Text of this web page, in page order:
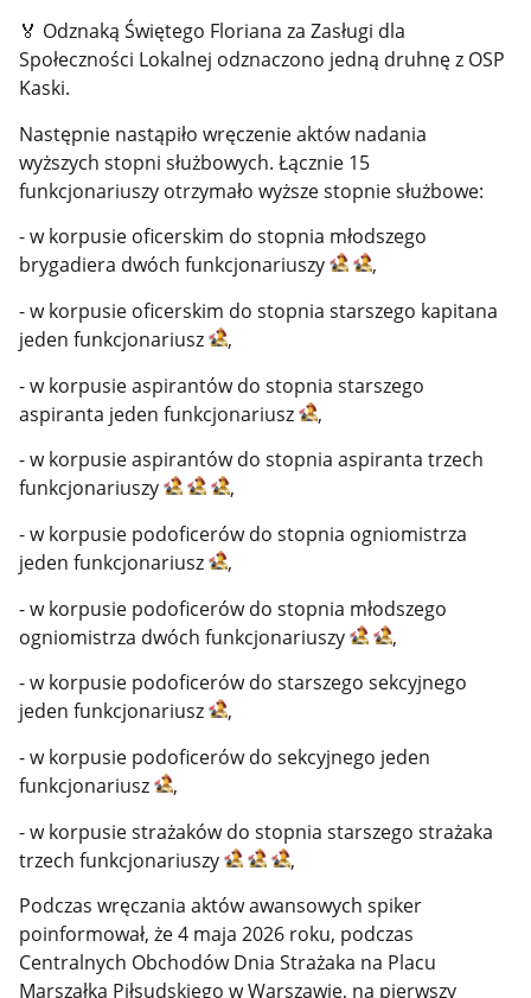
🏅 Odznaką Świętego Floriana za Zasługi dla
Społeczności Lokalnej odznaczono jedną druhnę z OSP
Kaski.
Następnie nastąpiło wręczenie aktów nadania
wyższych stopni służbowych. Łącznie 15
funkcjonariuszy otrzymało wyższe stopnie służbowe:
- w korpusie oficerskim do stopnia młodszego
brygadiera dwóch funkcjonariuszy
,
- w korpusie oficerskim do stopnia starszego kapitana
jeden funkcjonariusz
,
- w korpusie aspirantów do stopnia starszego
aspiranta jeden funkcjonariusz
,
- w korpusie aspirantów do stopnia aspiranta trzech
funkcjonariuszy
,
- w korpusie podoficerów do stopnia ogniomistrza
jeden funkcjonariusz
,
- w korpusie podoficerów do stopnia młodszego
ogniomistrza dwóch funkcjonariuszy
,
- w korpusie podoficerów do starszego sekcyjnego
jeden funkcjonariusz
,
- w korpusie podoficerów do sekcyjnego jeden
funkcjonariusz
,
- w korpusie strażaków do stopnia starszego strażaka
trzech funkcjonariuszy
,
Podczas wręczania aktów awansowych spiker
poinformował, że 4 maja 2026 roku, podczas
Centralnych Obchodów Dnia Strażaka na Placu
Marszałka Piłsudskiego w Warszawie, na pierwszy